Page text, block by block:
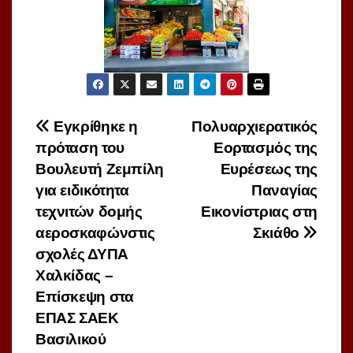
Πλοήγηση
άρθρων
Πολυαρχιερατικός
Εορτασμός της
Ευρέσεως της
Παναγίας
Εικονίστριας στη
Σκιάθο
Εγκρίθηκε η
πρόταση του
Βουλευτή Ζεμπίλη
για ειδικότητα
τεχνιτών δομής
αεροσκαφώνστις
σχολές ΔΥΠΑ
Χαλκίδας –
Επίσκεψη στα
ΕΠΑΣ ΣΑΕΚ
Βασιλικού